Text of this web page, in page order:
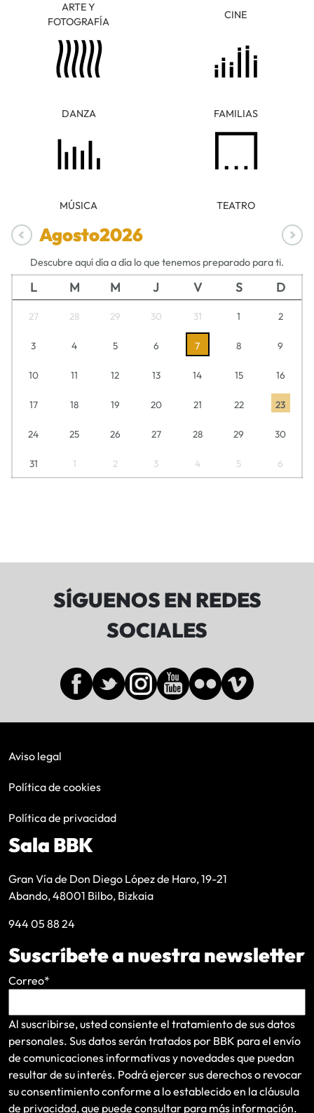
ARTE Y
FOTOGRAFÍA
CINE
DANZA FAMILIAS
MÚSICA TEATRO
Agosto2026
Descubre aquí día a día lo que tenemos preparado para ti.
L M M J V S D
27 28 29 30 31 1 2
3 4 5 6 7 8 9
10 11 12 13 14 15 16
17 18 19 20 21 22 23
24 25 26 27 28 29 30
31 1 2 3 4 5 6
SÍGUENOS EN REDES
SOCIALES
Aviso legal
Política de cookies
Política de privacidad
Sala BBK
Gran Vía de Don Diego López de Haro, 19-21
Abando, 48001 Bilbo, Bizkaia
944 05 88 24
Suscríbete a nuestra newsletter
Correo*
Al suscribirse, usted consiente el tratamiento de sus datos
personales. Sus datos serán tratados por BBK para el envío
de comunicaciones informativas y novedades que puedan
resultar de su interés. Podrá ejercer sus derechos o revocar
su consentimiento conforme a lo establecido en lacláusula
de privacidad, que puede consultar para más información.